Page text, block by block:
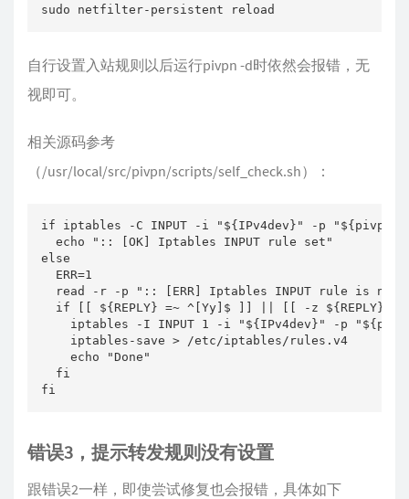
sudo netfilter-persistent reload
自行设置入站规则以后运行pivpn -d时依然会报错，无
视即可。
相关源码参考
（/usr/local/src/pivpn/scripts/self_check.sh）：
if iptables -C INPUT -i "${IPv4dev}" -p
  echo ":: [OK] Iptables INPUT rule set"
else
  ERR=1
read -r -p ":: [ERR] Iptables INPUT rule is not
if [[ ${REPLY} =~ ^[Yy]$ ]] || [[ -z ${REPLY}
iptables -I INPUT 1 -i "${IPv4dev}" -p
    iptables-save > /etc/iptables/rules.v4
    echo "Done"
  fi
fi
错误3，提示转发规则没有设置
跟错误2一样，即使尝试修复也会报错，具体如下